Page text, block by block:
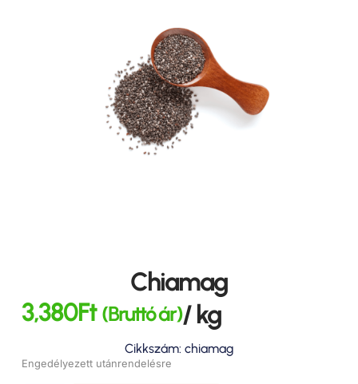
Chiamag
3,380Ft (Bruttó ár)/ kg
Cikkszám: chiamag
Engedélyezett utánrendelésre